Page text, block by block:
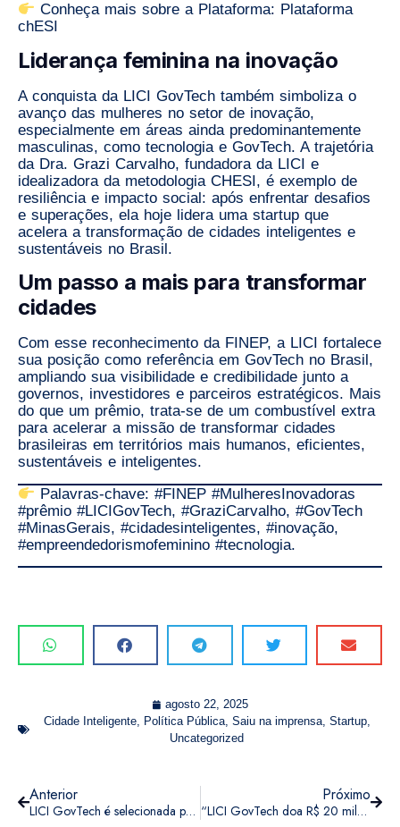
Conheça mais sobre a Plataforma: Plataforma
chESI
Liderança feminina na inovação
A conquista da LICI GovTech também simboliza o
avanço das mulheres no setor de inovação,
especialmente em áreas ainda predominantemente
masculinas, como tecnologia e GovTech. A trajetória
da Dra. Grazi Carvalho, fundadora da LICI e
idealizadora da metodologia CHESI, é exemplo de
resiliência e impacto social: após enfrentar desafios
e superações, ela hoje lidera uma startup que
acelera a transformação de cidades inteligentes e
sustentáveis no Brasil.
Um passo a mais para transformar
cidades
Com esse reconhecimento da FINEP, a LICI fortalece
sua posição como referência em GovTech no Brasil ,
ampliando sua visibilidade e credibilidade junto a
governos, investidores e parceiros estratégicos. Mais
do que um prêmio, trata-se de um combustível extra
para acelerar a missão de transformar cidades
brasileiras em territórios mais humanos, eficientes,
sustentáveis e inteligentes.
Palavras-chave: #FINEP #MulheresInovadoras
#prêmio #LICIGovTech, #GraziCarvalho, #GovTech
#MinasGerais, #cidadesinteligentes, #inovação,
#empreendedorismofeminino #tecnologia.
agosto 22, 2025
Cidade Inteligente, Política Pública, Saiu na imprensa, Startup,
Uncategorized
Anterior
LICI GovTech é selecionada para programa de pós-aceleração do BH-TEC e se consolida como referência em GovTech em Minas Gerais
Próximo
“LICI GovTech doa R$ 20 milhões em tecnologia para municípios mineiros em parceria com o Programa Cidades do Futuro